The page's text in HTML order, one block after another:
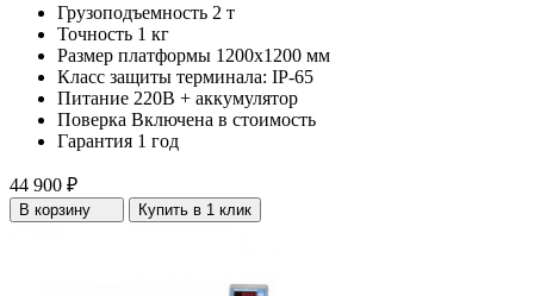
Грузоподъемность 2 т
Точность 1 кг
Размер платформы 1200х1200 мм
Класс защиты терминала: IP-65
Питание 220В + аккумулятор
Поверка Включена в стоимость
Гарантия 1 год
44 900 ₽
В корзину Купить в 1 клик